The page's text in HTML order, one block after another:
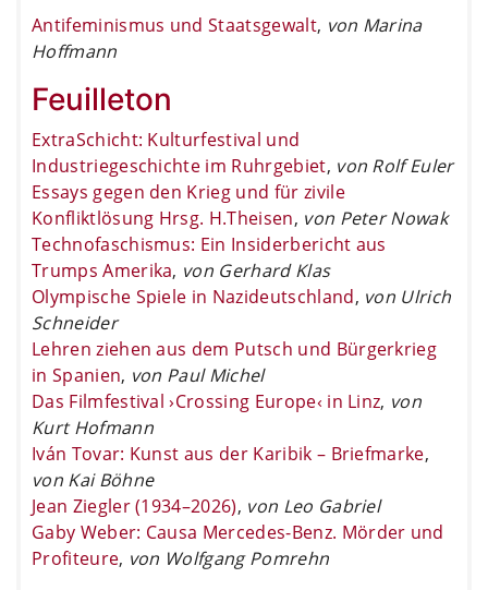
Antifeminismus und Staatsgewalt, von Marina
Hoffmann
Feuilleton
ExtraSchicht: Kulturfestival und
Industriegeschichte im Ruhrgebiet, von Rolf Euler
Essays gegen den Krieg und für zivile
Konfliktlösung Hrsg. H.Theisen, von Peter Nowak
Technofaschismus: Ein Insiderbericht aus
Trumps Amerika, von Gerhard Klas
Olympische Spiele in Nazideutschland, von Ulrich
Schneider
Lehren ziehen aus dem Putsch und Bürgerkrieg
in Spanien, von Paul Michel
Das Filmfestival ›Crossing Europe‹ in Linz, von
Kurt Hofmann
Iván Tovar: Kunst aus der Karibik – Briefmarke,
von Kai Böhne
Jean Ziegler (1934–2026), von Leo Gabriel
Gaby Weber: Causa Mercedes-Benz. Mörder und
Profiteure, von Wolfgang Pomrehn